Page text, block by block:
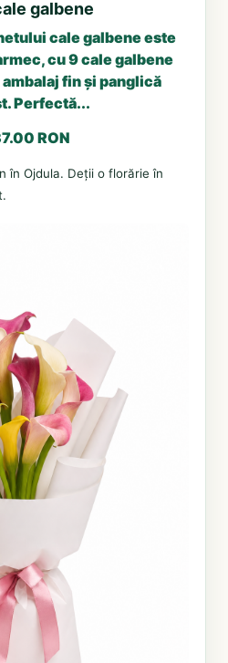
galbene
cale galbene este
cu 9 cale galbene
fin și panglică
Perfectă...
RON
în Ojdula. Deții o florărie în